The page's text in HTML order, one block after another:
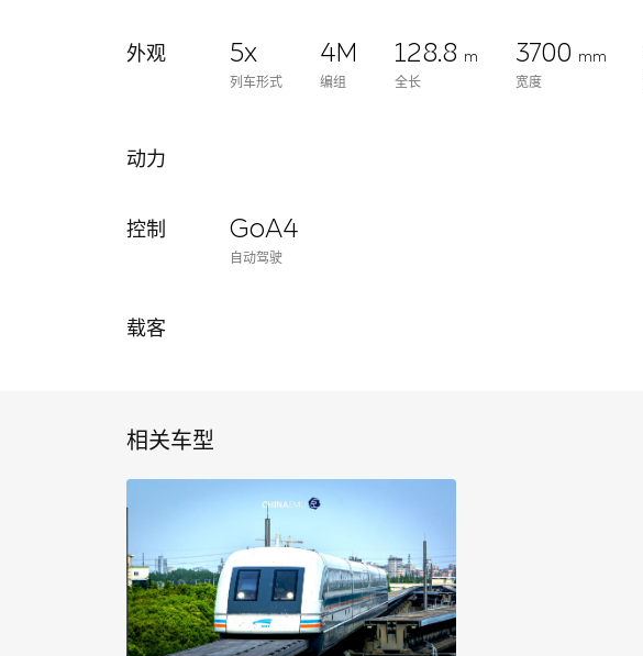
外观 5x
列车形式
4M
编组
128.8 m
全长
3700 mm
宽度
动力
控制 GoA4
自动驾驶
载客
相关车型